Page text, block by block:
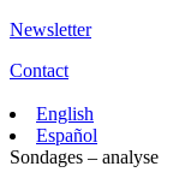
Newsletter
Contact
English
Español
Sondages – analyse